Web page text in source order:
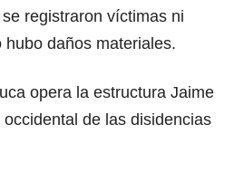
registraron víctimas ni
daños materiales.
opera la estructura Jaime
de las disidencias